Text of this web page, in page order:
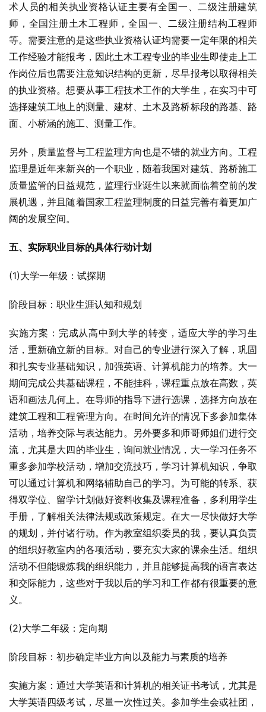
术人员的相关执业资格认证主要有全国一、二级注册建筑
师，全国注册土木工程师，全国一、二级注册结构工程师
等。需要注意的是这些执业资格认证均需要一定年限的相关
工作经验才能报考，因此土木工程专业的毕业生即使走上工
作岗位后也需要注意知识结构的更新，尽早报考以取得相关
的执业资格。想要从事工程技术工作的大学生，在实习中可
选择建筑工地上的测量、建材、土木及路桥标段的路基、路
面、小桥涵的施工、测量工作。
另外，质量监督与工程监理方向也是不错的就业方向。工程
监理是近年来新兴的一个职业，随着我国对建筑、路桥施工
质量监管的日益规范，监理行业诞生以来就面临着空前的发
展机遇，并且随着国家工程监理制度的日益完善有着更加广
阔的发展空间。
五、实际职业目标的具体行动计划
(1)大学一年级：试探期
阶段目标：职业生涯认知和规划
实施方案：完成从高中到大学的转变，适应大学的学习生
活，重新确立新的目标。对自己的专业进行深入了解，巩固
和扎实专业基础知识，加强英语、计算机能力的培养。大一
期间完成公共基础课程，不能挂科，课程重点放在高数，英
语和画法几何上。在导师的指导下进行选课，选择方向放在
建筑工程和工程管理方向。在时间允许的情况下多参加集体
活动，培养交际与表达能力。另外要多和师哥师姐们进行交
流，尤其是大四的毕业生，询问就业情况，大一学习任务不
重多参加学校活动，增加交流技巧，学习计算机知识，争取
可以通过计算机和网络辅助自己的学习。为可能的转系、获
得双学位、留学计划做好资料收集及课程准备，多利用学生
手册，了解相关法律法规或政策规定。在大一尽快做好大学
的规划，并付诸行动。作为教室组织委员的我，要认真负责
的组织好教室内的各项活动，要充实大家的课余生活。组织
活动不但能锻炼我的组织能力，并且能够提高我的语言表达
和交际能力，这些对于我以后的学习和工作都有很重要的意
义。
(2)大学二年级：定向期
阶段目标：初步确定毕业方向以及能力与素质的培养
实施方案：通过大学英语和计算机的相关证书考试，尤其是
大学英语四级考试，尽量一次性过关。参加学生会或社团，